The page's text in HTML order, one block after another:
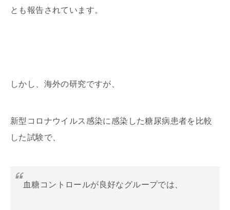
とも報告されています。
しかし、海外の研究ですが、
新型コロナウイルス感染に感染した糖尿病患者を比較
した試験で、
血糖コントロールが良好なグループでは、